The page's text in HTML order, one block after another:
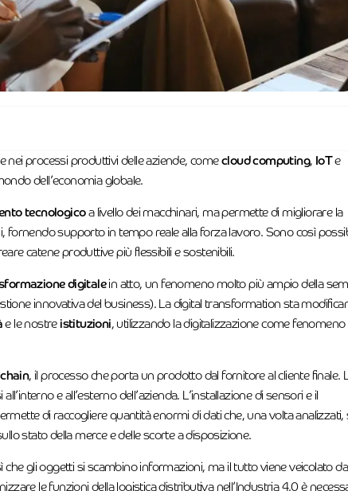
nei processi produttivi delle aziende, comecloud computing, IoTe
dell’economia globale.
tecnologicoa livello dei macchinari, ma permette di migliorare la
fornendo supporto in tempo reale alla forza lavoro. Sono così
catene produttive più flessibili e sostenibili.
digitalein atto, un fenomeno molto più ampio della
innovativa del business). La digital transformation sta
e le nostre istituzioni, utilizzando la digitalizzazione come fenomeno
, il processo che porta un prodotto dal fornitore al cliente finale.
e all’esterno dell’azienda. L’installazione di sensori e il
di raccogliere quantità enormi di dati che, una volta analizzati,
stato della merce e delle scorte a disposizione.
gli oggetti si scambino informazioni, ma il tutto viene veicolato
le funzioni della logistica distributiva nell’Industria 4.0 è